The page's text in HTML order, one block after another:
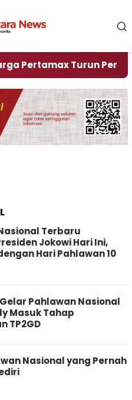
Turun Per Hari
Terbaru
Jokowi Hari Ini,
Hari Pahlawan 10
Pahlawan Nasional
Masuk Tahap
TP2GD
Nasional yang Pernah